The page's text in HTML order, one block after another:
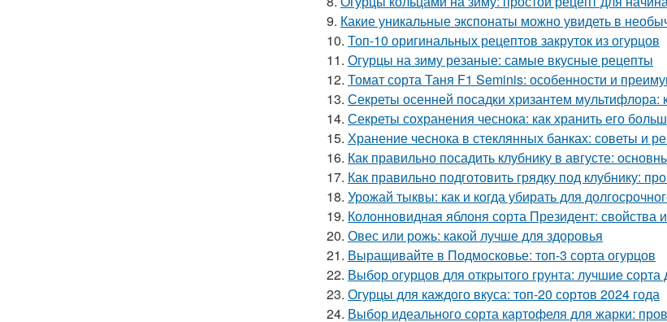
9. Какие уникальные экспонаты можно увидеть в
10. Топ-10 оригинальных рецептов закруток из огурцов
11. Огурцы на зиму резаные: самые вкусные рецепты
12. Томат сорта Таня F1 Seminis: особенности и
13. Секреты осенней посадки хризантем мультифлора:
14. Секреты сохранения чеснока: как хранить его
15. Хранение чеснока в стеклянных банках: советы и
16. Как правильно посадить клубнику в августе:
17. Как правильно подготовить грядку под клубнику:
18. Урожай тыквы: как и когда убирать для
19. Колонновидная яблоня сорта Президент: свойства
20. Овес или рожь: какой лучше для здоровья
21. Выращивайте в Подмосковье: топ-3 сорта огурцов
22. Выбор огурцов для открытого грунта: лучшие
23. Огурцы для каждого вкуса: топ-20 сортов 2024 года
24. Выбор идеального сорта картофеля для жарки: